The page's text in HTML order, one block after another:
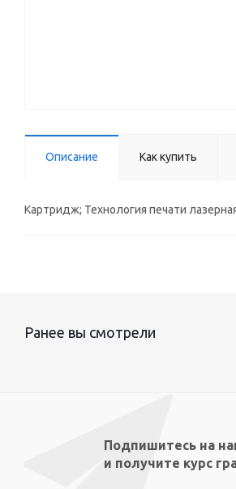
Описание Как купить
Картридж; Технология печати
Ранее вы смотрели
Подпишитесь на
и получите курс